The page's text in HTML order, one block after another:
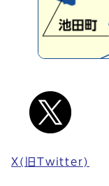
X(旧Twitter)